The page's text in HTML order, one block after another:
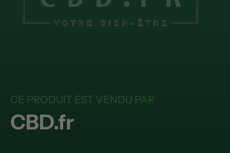
CE PRODUIT EST VENDU PAR
CBD.fr